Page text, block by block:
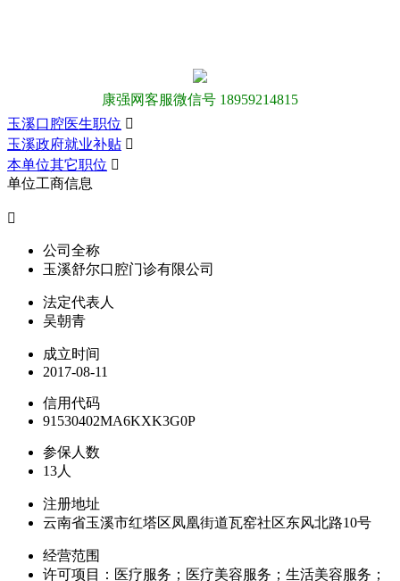
康强网客服微信号 18959214815
玉溪口腔医生职位 
玉溪政府就业补贴 
本单位其它职位 
单位工商信息

公司全称
玉溪舒尔口腔门诊有限公司
法定代表人
吴朝青
成立时间
2017-08-11
信用代码
91530402MA6KXK3G0P
参保人数
13人
注册地址
云南省玉溪市红塔区凤凰街道瓦窑社区东风北路10号
经营范围
许可项目：医疗服务；医疗美容服务；生活美容服务；